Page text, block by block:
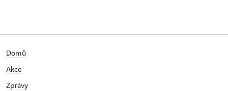
Domů
Akce
Zprávy